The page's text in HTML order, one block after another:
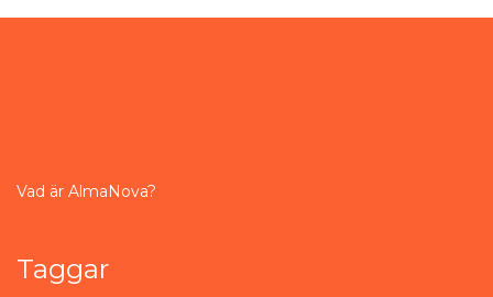
Vad är AlmaNova?
Taggar